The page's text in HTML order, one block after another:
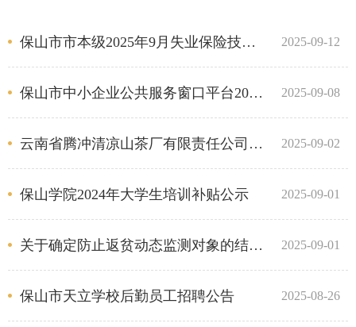
保山市市本级2025年9月失业保险技能提升补贴公示 2025-09-12
保山市中小企业公共服务窗口平台2025年8月服务开展情况通报 2025-09-08
云南省腾冲清凉山茶厂有限责任公司招聘简章 2025-09-02
保山学院2024年大学生培训补贴公示 2025-09-01
关于确定防止返贫动态监测对象的结果公告 2025-09-01
保山市天立学校后勤员工招聘公告 2025-08-26